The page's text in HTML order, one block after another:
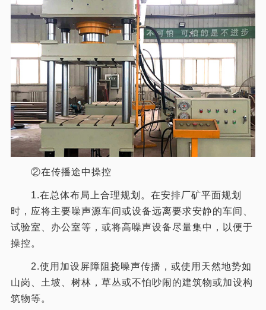
②在传播途中操控
1.在总体布局上合理规划。在安排厂矿平面规划
时，应将主要噪声源车间或设备远离要求安静的车间、
试验室、办公室等，或将高噪声设备尽量集中，以便于
操控。
2.使用加设屏障阻挠噪声传播，或使用天然地势如
山岗、土坡、树林，草丛或不怕吵闹的建筑物或加设构
筑物等。